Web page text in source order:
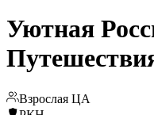
Уютная
Взрослая ЦА